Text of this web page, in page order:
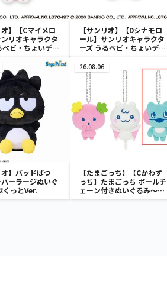
オ】【Cマイメロ
リオキャラクタ
ベビ・ちょいデカ
【サンリオ】【Dシナモロ
ール】サンリオキャラクタ
ーズ うるベビ・ちょいデカ
オ】バッドばつ
ーラージぬいぐ
っとVer.
26.08.06
【たまごっち】【Cかわず
っち】たまごっち ボールチ
ェーン付きぬいぐるみ～
Tamagotchi Paradise～